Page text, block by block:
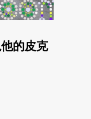
的皮克